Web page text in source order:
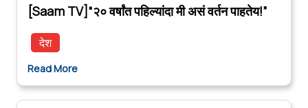
[Saam TV]“२० वर्षांत पहिल्यांदा मी असं वर्तन पाहतेय!”
देश
Read More